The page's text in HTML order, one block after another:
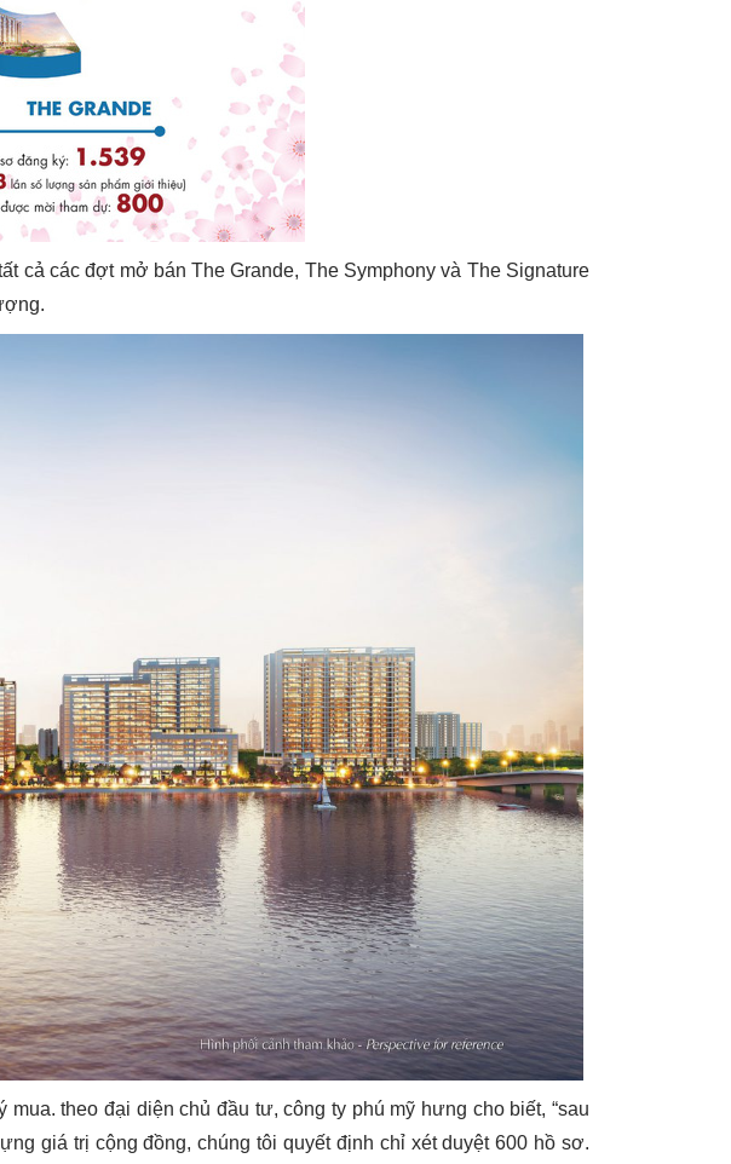
cả các đợt mở bán The Grande, The Symphony và The Signature
theo đại diện chủ đầu tư, công ty phú mỹ hưng cho biết, “sau
giá trị cộng đồng, chúng tôi quyết định chỉ xét duyệt 600 hồ sơ.